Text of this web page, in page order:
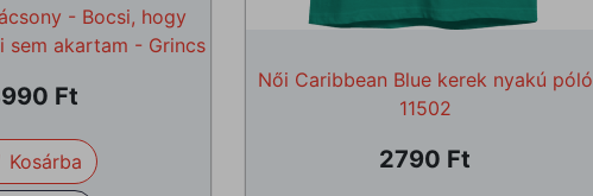
- Bocsi, hogy
sem akartam - Grincs
Kosárba
Női Caribbean Blue kerek nyakú póló
11502
2790